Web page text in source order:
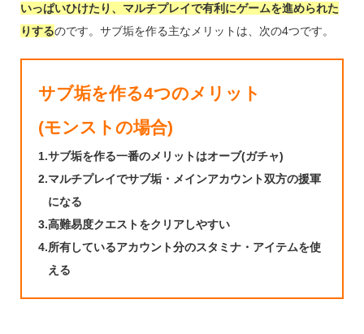
いっぱいひけたり、マルチプレイで有利にゲームを進められた
りするのです。サブ垢を作る主なメリットは、次の4つです。
サブ垢を作る4つのメリット
(モンストの場合)
1.サブ垢を作る一番のメリットはオーブ(ガチャ)
2.マルチプレイでサブ垢・メインアカウント双方の援軍
になる
3.高難易度クエストをクリアしやすい
4.所有しているアカウント分のスタミナ・アイテムを使
える